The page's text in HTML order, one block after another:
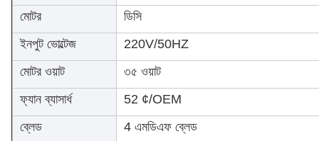
মোটর
ডিসি
ইনপুট ভোল্টেজ
220V/50HZ
মোটর ওয়াট
৩৫ ওয়াট
ফ্যান ব্যাসার্ধ
52 ¢/OEM
ব্লেড
4 এমডিএফ ব্লেড